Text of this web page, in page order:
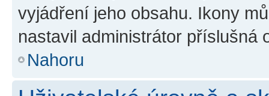
vyjádření jeho obsahu. Ikony
nastavil administrátor příslušná
Nahoru